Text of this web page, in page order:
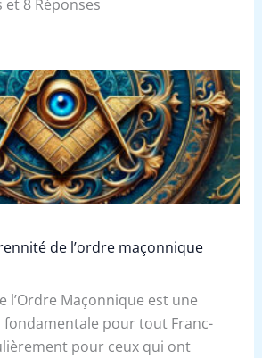
et 8 Réponses
de l’ordre maçonnique
l’Ordre Maçonnique est une
pour tout Franc-
pour ceux qui ont